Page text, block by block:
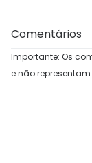
Comentários
Importante: Os
e não